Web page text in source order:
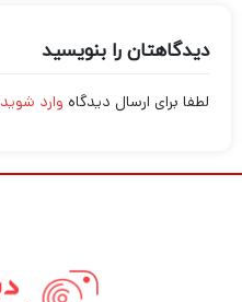
دیدگاهتان را بنویسید
لطفا برای ارسال دیدگاه وارد شوید